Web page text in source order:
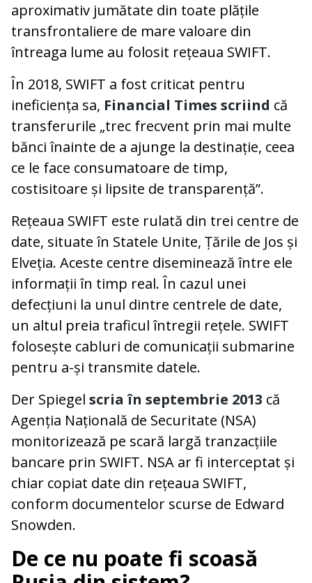
aproximativ jumătate din toate plățile
transfrontaliere de mare valoare din
întreaga lume au folosit rețeaua SWIFT.
În 2018, SWIFT a fost criticat pentru
ineficiența sa, Financial Times scriind că
transferurile „trec frecvent prin mai multe
bănci înainte de a ajunge la destinație, ceea
ce le face consumatoare de timp,
costisitoare și lipsite de transparență”.
Rețeaua SWIFT este rulată din trei centre de
date, situate în Statele Unite, Țările de Jos și
Elveția. Aceste centre diseminează între ele
informații în timp real. În cazul unei
defecțiuni la unul dintre centrele de date,
un altul preia traficul întregii rețele. SWIFT
folosește cabluri de comunicații submarine
pentru a-și transmite datele.
Der Spiegel scria în septembrie 2013 că
Agenția Națională de Securitate (NSA)
monitorizează pe scară largă tranzacțiile
bancare prin SWIFT. NSA ar fi interceptat și
chiar copiat date din rețeaua SWIFT,
conform documentelor scurse de Edward
Snowden.
De ce nu poate fi scoasă